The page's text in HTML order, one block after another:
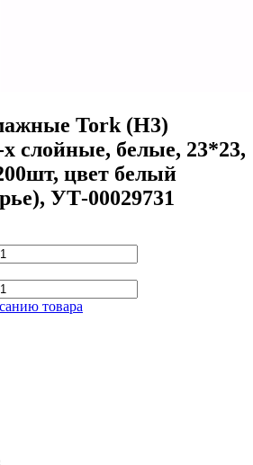
Tork (Н3)
слойные, белые, 23*23,
цвет белый
УТ-00029731
товара